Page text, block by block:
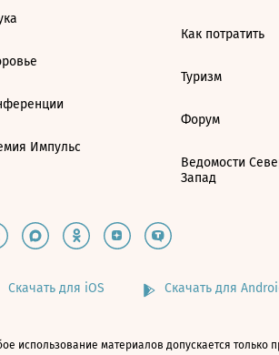
Импульс
Как потратить
Туризм
Форум
Ведомости
Запад
Скачать для iOS Скачать для
использование материалов допускается только